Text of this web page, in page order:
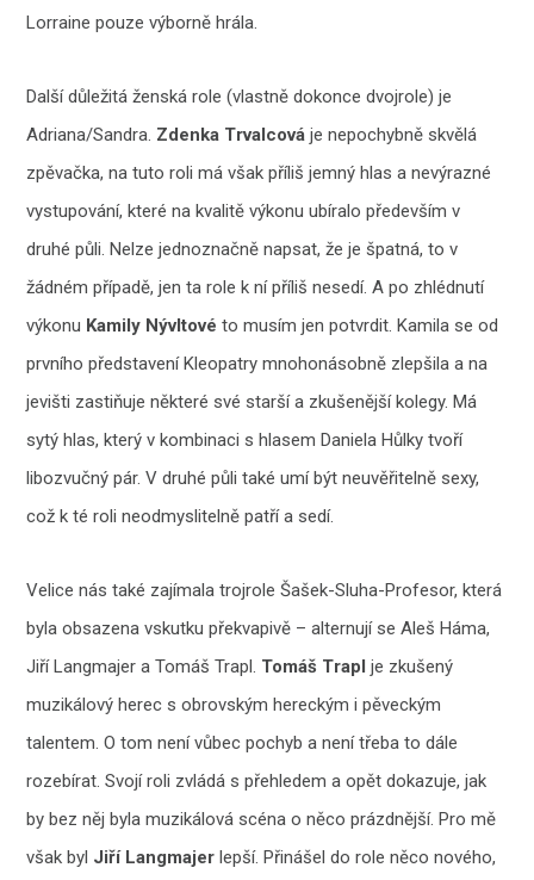
Lorraine pouze výborně hrála.
Další důležitá ženská role (vlastně dokonce dvojrole) je
Adriana/Sandra. Zdenka Trvalcová je nepochybně skvělá
zpěvačka, na tuto roli má však příliš jemný hlas a nevýrazné
vystupování, které na kvalitě výkonu ubíralo především v
druhé půli. Nelze jednoznačně napsat, že je špatná, to v
žádném případě, jen ta role k ní příliš nesedí. A po zhlédnutí
výkonu Kamily Nývltové to musím jen potvrdit. Kamila se od
prvního představení Kleopatry mnohonásobně zlepšila a na
jevišti zastiňuje některé své starší a zkušenější kolegy. Má
sytý hlas, který v kombinaci s hlasem Daniela Hůlky tvoří
libozvučný pár. V druhé půli také umí být neuvěřitelně sexy,
což k té roli neodmyslitelně patří a sedí.
Velice nás také zajímala trojrole Šašek-Sluha-Profesor, která
byla obsazena vskutku překvapivě – alternují se Aleš Háma,
Jiří Langmajer a Tomáš Trapl. Tomáš Traplje zkušený
muzikálový herec s obrovským hereckým i pěveckým
talentem. O tom není vůbec pochyb a není třeba to dále
rozebírat. Svojí roli zvládá s přehledem a opět dokazuje, jak
by bez něj byla muzikálová scéna o něco prázdnější. Pro mě
však byl Jiří Langmajer lepší. Přinášel do role něco nového,